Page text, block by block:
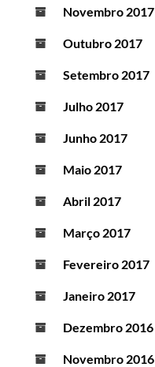
Novembro 2017
Outubro 2017
Setembro 2017
Julho 2017
Junho 2017
Maio 2017
Abril 2017
Março 2017
Fevereiro 2017
Janeiro 2017
Dezembro 2016
Novembro 2016